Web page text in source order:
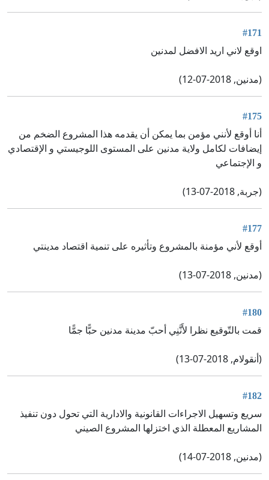
#171
اوقع لاني اريد الافضل لمدنين
(مدنين, 2018-07-12)
#175
أنا أوقع لأنني مؤمن بما يمكن أن يقدمه هذا المشروع الضخم من
إيضافات لكامل ولاية مدنين على المستوى اللوجيستي و الإقتصادي
و الإجتماعي
(جربة, 2018-07-13)
#177
أوقع لأني مؤمنة بالمشروع وتأثيره على تنمية اقتصاد مدينتي
(مدنين, 2018-07-13)
#180
قمت بالتّوقيع نظرا لأَنَّنِي أحبّ مدينة مدنين حبًّا جمًّا
(أنقولام, 2018-07-13)
#182
سريع وتسهيل الاجراءات القانونية والادارية التي تحول دون تنفيذ
المشاريع المعطلة الذي اختزلها المشروع الصيني
(مدنين, 2018-07-14)